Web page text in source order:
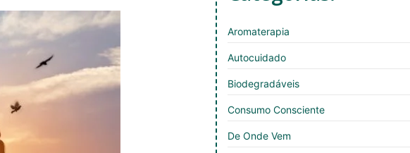
Aromaterapia
Autocuidado
Biodegradáveis
Consumo Consciente
De Onde Vem